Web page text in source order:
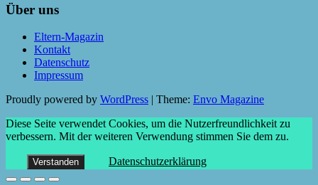
Über uns
Eltern-Magazin
Kontakt
Datenschutz
Impressum
Proudly powered by WordPress Theme: Envo Magazine
Diese Seite verwendet Cookies, um die Nutzerfreundlichkeit zu
verbessern. Mit der weiteren Verwendung stimmen Sie dem zu.
Verstanden Datenschutzerklärung